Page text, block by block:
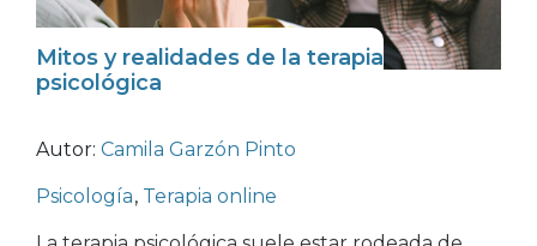
Mitos y realidades de la terapia
psicológica
Autor: Camila Garzón Pinto
Psicología, Terapia online